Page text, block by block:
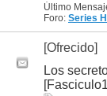
Último
Foro: Series
[Ofrecido]
Los